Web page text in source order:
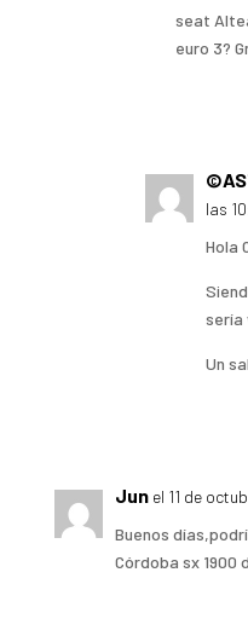
seat
euro 3?
las
Hola
sería
Un
Jun el 11 de
Buenos
Córdoba sx 1900